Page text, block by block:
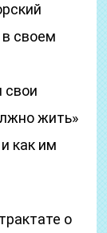
в своем
свои
жить»
как им
о